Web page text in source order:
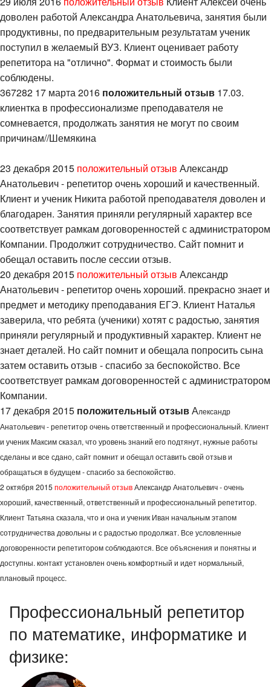
доволен работой Александра Анатольевича, занятия были
продуктивны, по предварительным результатам ученик
поступил в желаемый ВУЗ. Клиент оценивает работу
репетитора на "отлично". Формат и стоимость были
соблюдены.
367282 17 марта 2016 положительный отзыв 17.03.
клиентка в профессионализме преподавателя не
сомневается, продолжать занятия не могут по своим
причинам//Шемякина
23 декабря 2015 положительный отзыв Александр
Анатольевич - репетитор очень хороший и качественный.
Клиент и ученик Никита работой преподавателя доволен и
благодарен. Занятия приняли регулярный характер все
соответствует рамкам договоренностей с администратором
Компании. Продолжит сотрудничество. Сайт помнит и
обещал оставить после сессии отзыв.
20 декабря 2015 положительный отзыв Александр
Анатольевич - репетитор очень хороший. прекрасно знает и
предмет и методику преподавания ЕГЭ. Клиент Наталья
заверила, что ребята (ученики) хотят с радостью, занятия
приняли регулярный и продуктивный характер. Клиент не
знает деталей. Но сайт помнит и обещала попросить сына
затем оставить отзыв - спасибо за беспокойство. Все
соответствует рамкам договоренностей с администратором
Компании.
17 декабря 2015 положительный отзывАлександр
Анатольевич - репетитор очень ответственный и профессиональный. Клиент
и ученик Максим сказал, что уровень знаний его подтянут, нужные работы
сделаны и все сдано, сайт помнит и обещал оставить свой отзыв и
обращаться в будущем - спасибо за беспокойство.
2 октября 2015положительный отзывАлександр Анатольевич - очень
хороший, качественный, ответственный и профессиональный репетитор.
Клиент Татьяна сказала, что и она и ученик Иван начальным этапом
сотрудничества довольны и с радостью продолжат. Все условленные
договоренности репетитором соблюдаются. Все объяснения и понятны и
доступны. контакт установлен очень комфортный и идет нормальный,
плановый процесс.
Профессиональный репетитор
по математике, информатике и
физике: